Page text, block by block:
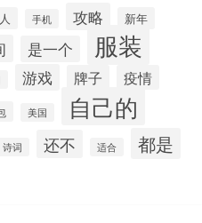
手机 攻略 新年
是一个 服装
游戏 牌子 疫情
美国 自己的
诗词 还不 适合 都是